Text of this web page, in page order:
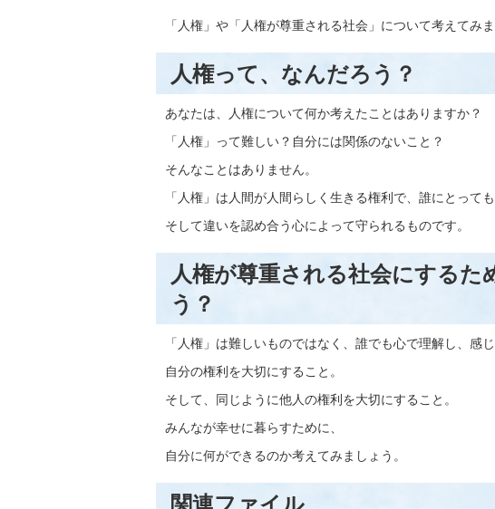
「人権」や「人権が尊重される社会」について考えてみ
人権って、なんだろう？
あなたは、人権について何か考えたことはありますか？
「人権」って難しい？自分には関係のないこと？
そんなことはありません。
「人権」は人間が人間らしく生きる権利で、誰にとっても
そして違いを認め合う心によって守られるものです。
人権が尊重される社会にする
う？
「人権」は難しいものではなく、誰でも心で理解し、感
自分の権利を大切にすること。
そして、同じように他人の権利を大切にすること。
みんなが幸せに暮らすために、
自分に何ができるのか考えてみましょう。